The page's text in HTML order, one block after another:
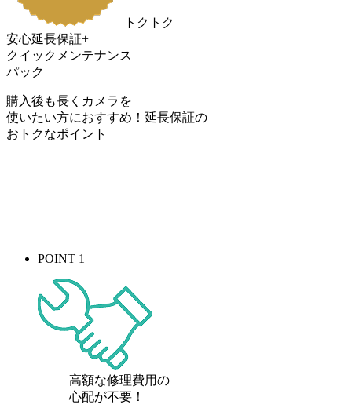
トクトク
安心延長保証+
クイックメンテナンス
パック
購入後も長くカメラを
使いたい方におすすめ！ 延長保証の
おトクなポイント
POINT 1
高額な修理費用の
心配が不要！